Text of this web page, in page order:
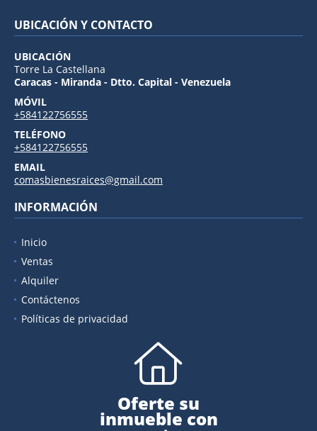
UBICACIÓN Y CONTACTO
UBICACIÓN
Torre La Castellana
Caracas - Miranda - Dtto. Capital - Venezuela
MÓVIL
+584122756555
TELÉFONO
+584122756555
EMAIL
comasbienesraices@gmail.com
INFORMACIÓN
Inicio
Ventas
Alquiler
Contáctenos
Políticas de privacidad
Oferte su
inmueble con